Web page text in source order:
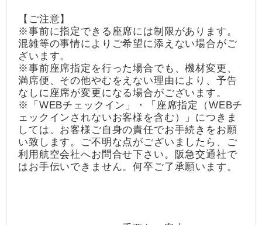
【ご注意】
※事前に指定できる座席には制限があります。
混雑等の事情によりご希望に添えない場合がご
ざいます。
※事前座席指定を行った場合でも、機材変更、
満席便、その他やむをえない理由により、予告
なしに座席が変更になる場合がございます。
※「WEBチェックイン」・「座席指定（WEBチ
ェックインされないお客様を含む）」につきま
しては、お客様ご自身の責任でお手続きをお願
い致します。ご不明な点がございましたら、ご
利用航空会社へお問合せ下さい。阪急交通社で
はお手伝いできません。何卒ご了承願います。